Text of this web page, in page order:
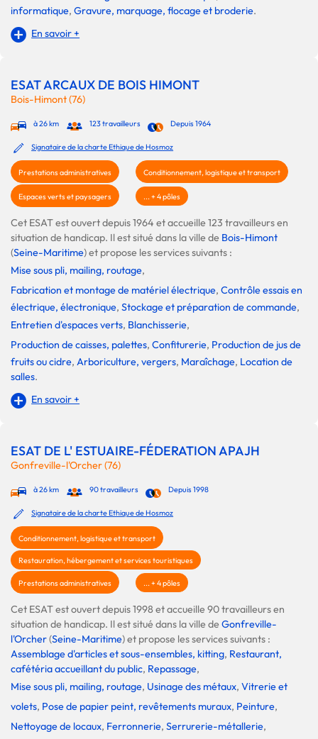
informatique, Gravure, marquage, flocage et broderie.
En savoir +
ESAT ARCAUX DE BOIS HIMONT
Bois-Himont (76)
à 26 km 123 travailleurs Depuis 1964
Signataire de la charte Ethique de Hosmoz
Prestations administratives Conditionnement, logistique et transport
Espaces verts et paysagers ... + 4 pôles
Cet ESAT est ouvert depuis 1964 et accueille 123 travailleurs en
situation de handicap. Il est situé dans la ville de Bois-Himont
(Seine-Maritime) et propose les services suivants :
Mise sous pli, mailing, routage,
Fabrication et montage de matériel électrique, Contrôle essais en
électrique, électronique, Stockage et préparation de commande,
Entretien d'espaces verts, Blanchisserie,
Production de caisses, palettes, Confiturerie, Production de jus de
fruits ou cidre, Arboriculture, vergers, Maraîchage, Location de
salles.
En savoir +
ESAT DE L' ESTUAIRE-FÉDERATION APAJH
Gonfreville-l'Orcher (76)
à 26 km 90 travailleurs Depuis 1998
Signataire de la charte Ethique de Hosmoz
Conditionnement, logistique et transport
Restauration, hébergement et services touristiques
Prestations administratives ... + 4 pôles
Cet ESAT est ouvert depuis 1998 et accueille 90 travailleurs en
situation de handicap. Il est situé dans la ville deGonfreville-
l'Orcher(Seine-Maritime) et propose les services suivants :
Assemblage d'articles et sous-ensembles, kitting, Restaurant,
cafétéria accueillant du public, Repassage,
Mise sous pli, mailing, routage, Usinage des métaux, Vitrerie et
volets, Pose de papier peint, revêtements muraux, Peinture,
Nettoyage de locaux, Ferronnerie, Serrurerie-métallerie,